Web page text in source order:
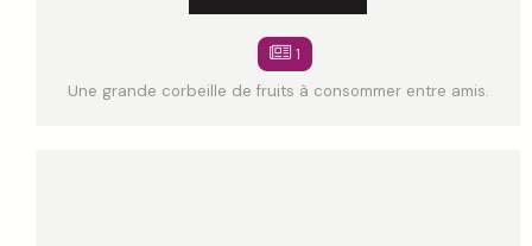
1
Une grande corbeille de fruits à consommer entre amis.